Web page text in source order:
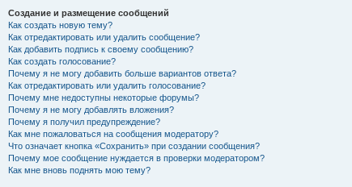
Создание и размещение сообщений
Как создать новую тему?
Как отредактировать или удалить сообщение?
Как добавить подпись к своему сообщению?
Как создать голосование?
Почему я не могу добавить больше вариантов ответа?
Как отредактировать или удалить голосование?
Почему мне недоступны некоторые форумы?
Почему я не могу добавлять вложения?
Почему я получил предупреждение?
Как мне пожаловаться на сообщения модератору?
Что означает кнопка «Сохранить» при создании сообщения?
Почему мое сообщение нуждается в проверки модератором?
Как мне вновь поднять мою тему?